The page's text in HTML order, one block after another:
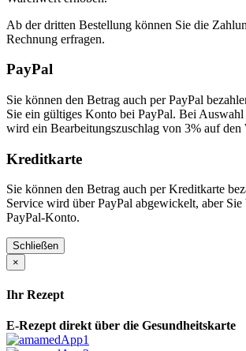
Ab der dritten Bestellung können Sie die
Rechnung erfragen.
PayPal
Sie können den Betrag auch per PayPal
Sie ein gültiges Konto bei PayPal. Bei Auswahl
wird ein Bearbeitungszuschlag von 3% auf den
Kreditkarte
Sie können den Betrag auch per Kreditkarte
Service wird über PayPal abgewickelt, aber
PayPal-Konto.
Schließen
×
Ihr Rezept
E-Rezept direkt über die Gesundheitskarte